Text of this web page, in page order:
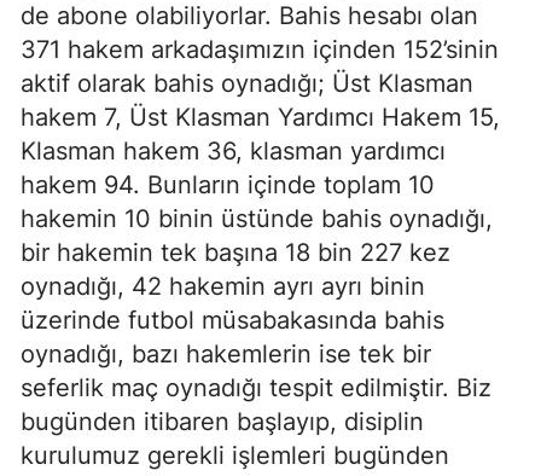
de abone olabiliyorlar. Bahis hesabı olan
371 hakem arkadaşımızın içinden 152’sinin
aktif olarak bahis oynadığı; Üst Klasman
hakem 7, Üst Klasman Yardımcı Hakem 15,
Klasman hakem 36, klasman yardımcı
hakem 94. Bunların içinde toplam 10
hakemin 10 binin üstünde bahis oynadığı,
bir hakemin tek başına 18 bin 227 kez
oynadığı, 42 hakemin ayrı ayrı binin
üzerinde futbol müsabakasında bahis
oynadığı, bazı hakemlerin ise tek bir
seferlik maç oynadığı tespit edilmiştir. Biz
bugünden itibaren başlayıp, disiplin
kurulumuz gerekli işlemleri bugünden